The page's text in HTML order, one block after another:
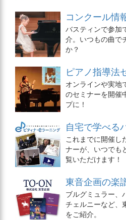
コンクール情
バスティンで参加
介。いつもの曲で
か？
ピアノ指導法
オンラインや実地
のセミナーを開催
プに！
自宅で学べる
これまでに開催し
ナーが、いつでも
覧いただけます！
東音企画の楽
ブルグミュラー、
チェルニーなど、
をご紹介。